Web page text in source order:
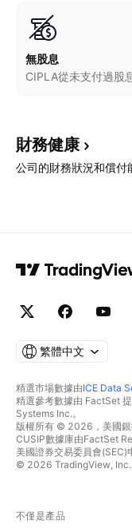
無股息
CIPLA從未支付過股
財務健康
公司的財務狀況和償付
繁體中文
精選市場數據由ICE Data
精選參考數據由 FactSet
Systems Inc.。
版權所有 © 2026，美國銀
CUSIP數據庫由FactSet
美國證券交易委員會(SEC)
© 2026 TradingView, Inc.
不僅是產品